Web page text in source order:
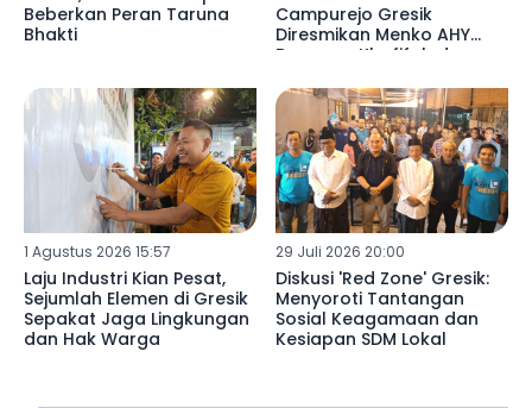
Beberkan Peran Taruna
Bhakti
Campurejo Gresik
Diresmikan Menko AHY
Bersama Khofifah dan
1 Agustus 2026 15:57
Laju Industri Kian Pesat,
Sejumlah Elemen di Gresik
Sepakat Jaga Lingkungan
dan Hak Warga
29 Juli 2026 20:00
Diskusi 'Red Zone' Gresik:
Menyoroti Tantangan
Sosial Keagamaan dan
Kesiapan SDM Lokal